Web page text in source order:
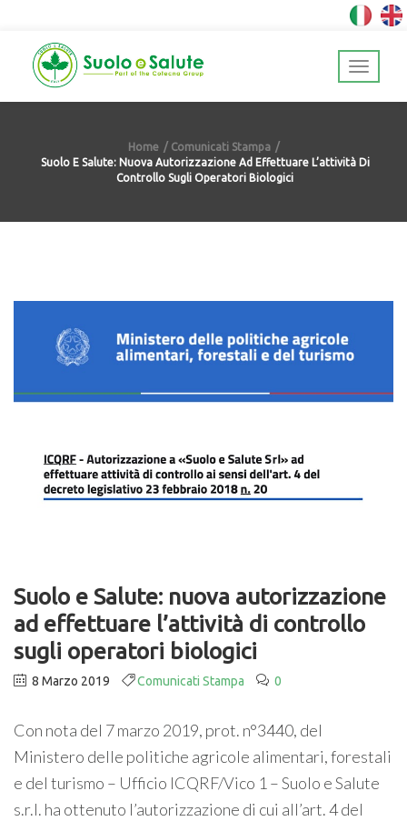
Home
Comunicati Stampa
Suolo E Salute: Nuova Autorizzazione Ad Effettuare L’attività Di
Controllo Sugli Operatori Biologici
Suolo e Salute: nuova autorizzazione
ad effettuare l’attività di controllo
sugli operatori biologici
8 Marzo 2019 Comunicati Stampa 0
Con nota del 7 marzo 2019, prot. n°3440, del
Ministero delle politiche agricole alimentari, forestali
e del turismo – Ufficio ICQRF/Vico 1 – Suolo e Salute
s.r.l. ha ottenuto l’autorizzazione di cui all’art. 4 del